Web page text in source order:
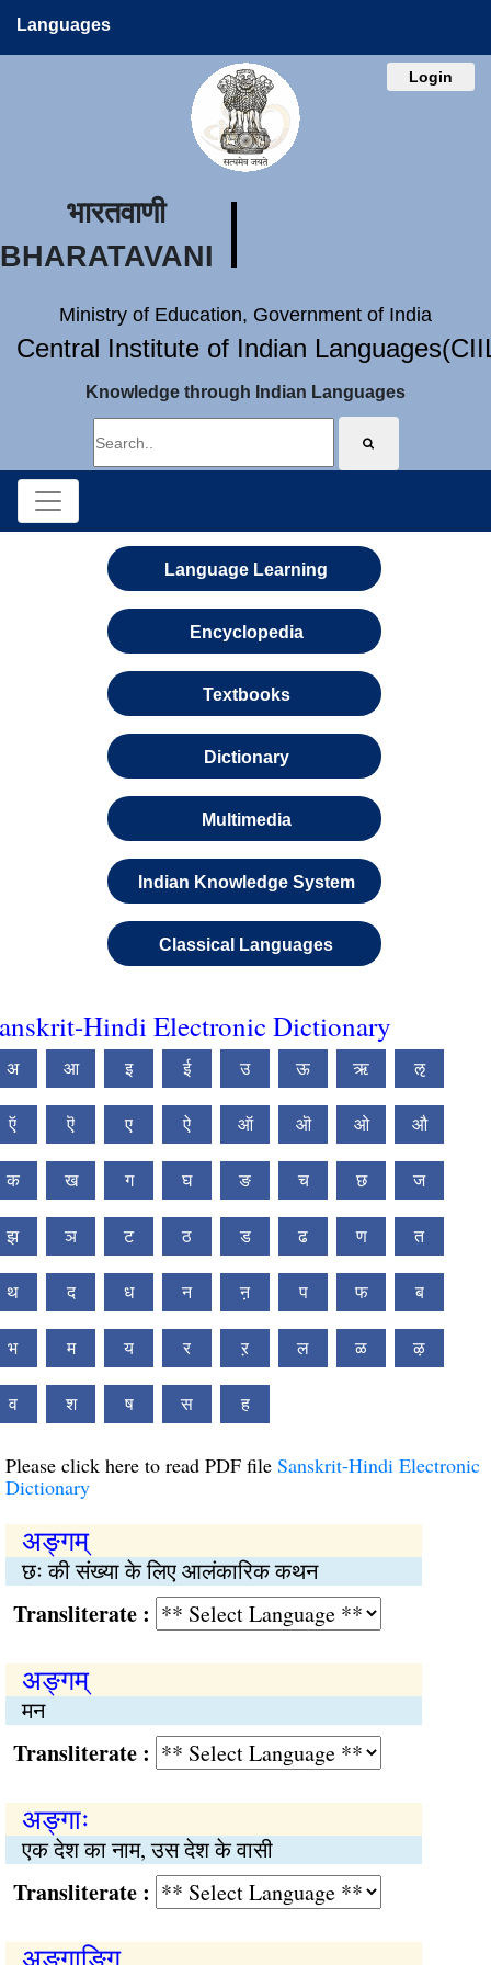
Languages
Login
भारतवाणी
BHARATAVANI
Ministry of Education, Government of India
Central Institute of Indian
Knowledge through Indian Languages
Language Learning
Encyclopedia
Textbooks
Dictionary
Multimedia
Indian Knowledge System
Classical Languages
Hindi Electronic Dictionary
अ आ इ ई उ ऊ ऋ ऌ
ऍ ऎ ए ऐ ऑ ऒ ओ औ
क ख ग घ ङ च छ ज
झ ञ ट ठ ड ढ ण त
थ द ध न ऩ प फ ब
भ म य र ऱ ल ळ ऴ
व श ष स ह
Please click here to read PDF file Sanskrit-Hindi Electronic
Dictionary
अङ्गम्
छः की संख्या के लिए आलंकारिक कथन
:
अङ्गम्
मन
:
अङ्गाः
एक देश का नाम, उस देश के वासी
: